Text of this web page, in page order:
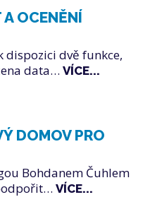
OCENĚNÍ
dispozici dvě funkce,
data… VÍCE...
DOMOV PRO
Bohdanem Čuhlem
VÍCE...